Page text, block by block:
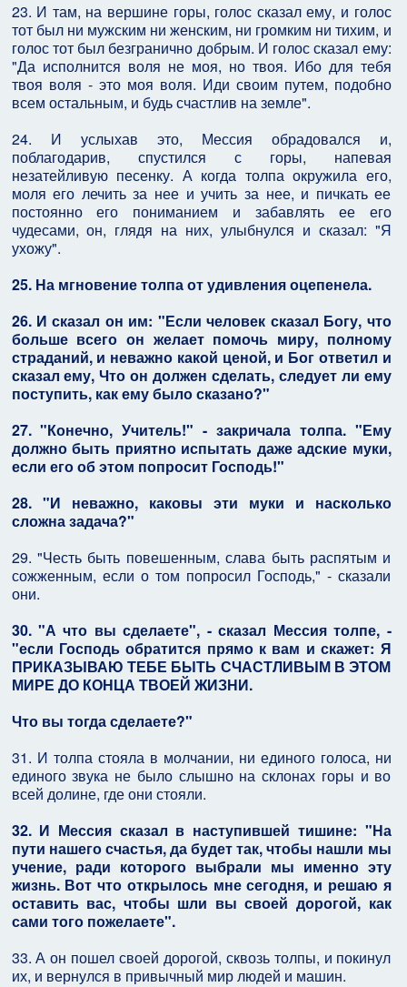
23. И там, на вершине горы, голос сказал ему, и голос
тот был ни мужским ни женским, ни громким ни тихим, и
голос тот был безгранично добрым. И голос сказал ему:
"Да исполнится воля не моя, но твоя. Ибо для тебя
твоя воля - это моя воля. Иди своим путем, подобно
всем остальным, и будь счастлив на земле".
24. И услыхав это, Мессия обрадовался и,
поблагодарив, спустился с горы, напевая
незатейливую песенку. А когда толпа окружила его,
моля его лечить за нее и учить за нее, и пичкать ее
постоянно его пониманием и забавлять ее его
чудесами, он, глядя на них, улыбнулся и сказал: "Я
ухожу".
25. На мгновение толпа от удивления оцепенела.
26. И сказал он им: "Если человек сказал Богу, что
больше всего он желает помочь миру, полному
страданий, и неважно какой ценой, и Бог ответил и
сказал ему, Что он должен сделать, следует ли ему
поступить, как ему было сказано?"
27. "Конечно, Учитель!" - закричала толпа. "Ему
должно быть приятно испытать даже адские муки,
если его об этом попросит Господь!"
28. "И неважно, каковы эти муки и насколько
сложна задача?"
29. "Честь быть повешенным, слава быть распятым и
сожженным, если о том попросил Господь," - сказали
они.
30. "А что вы сделаете", - сказал Мессия толпе, -
"если Господь обратится прямо к вам и скажет: Я
ПРИКАЗЫВАЮ ТЕБЕ БЫТЬ СЧАСТЛИВЫМ В ЭТОМ
МИРЕ ДО КОНЦА ТВОЕЙ ЖИЗНИ.
Что вы тогда сделаете?"
31. И толпа стояла в молчании, ни единого голоса, ни
единого звука не было слышно на склонах горы и во
всей долине, где они стояли.
32. И Мессия сказал в наступившей тишине: "На
пути нашего счастья, да будет так, чтобы нашли мы
учение, ради которого выбрали мы именно эту
жизнь. Вот что открылось мне сегодня, и решаю я
оставить вас, чтобы шли вы своей дорогой, как
сами того пожелаете".
33. А он пошел своей дорогой, сквозь толпы, и покинул
их, и вернулся в привычный мир людей и машин.